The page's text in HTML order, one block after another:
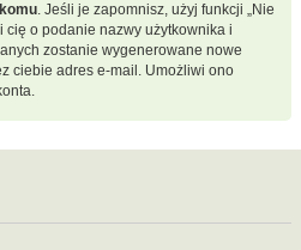
. Jeśli je zapomnisz, użyj funkcji „Nie
cię o podanie nazwy użytkownika i
zostanie wygenerowane nowe
ciebie adres e-mail. Umożliwi ono